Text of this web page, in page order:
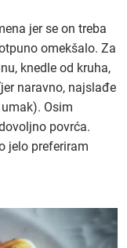
jer se on treba
omekšalo. Za
knedle od kruha,
naravno, najslađe
Osim
povrća.
jelo preferiram